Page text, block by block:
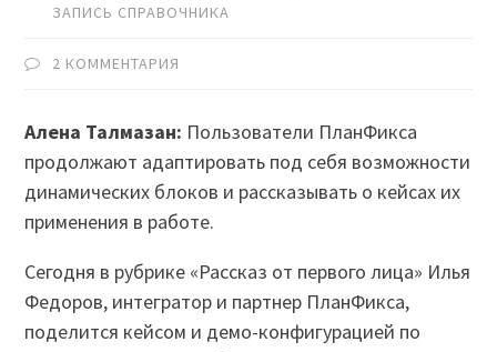
ЗАПИСЬ СПРАВОЧНИКА
2 КОММЕНТАРИЯ
Алена Талмазан: Пользователи ПланФикса
продолжают адаптировать под себя возможности
динамических блоков и рассказывать о кейсах их
применения в работе.
Сегодня в рубрике «Рассказ от первого лица» Илья
Федоров, интегратор и партнер ПланФикса,
поделится кейсом и демо-конфигурацией по